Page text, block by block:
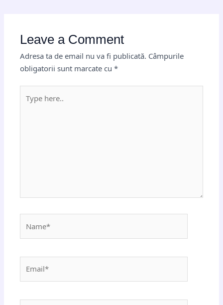
Leave a Comment
Adresa ta de email nu va fi publicată. Câmpurile
obligatorii sunt marcate cu*
here..